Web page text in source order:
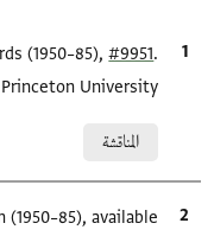
الاقتباس المرجعي(1950–85),#9951
University.
المناقشة
الاقتباس المرجعي
available